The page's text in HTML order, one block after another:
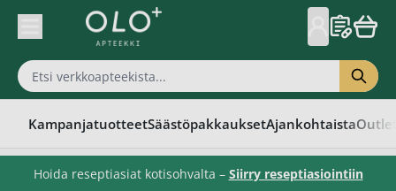
Skip to Content
KampanjatuotteetSäästöpakkauksetAjankohtaista
Hoida reseptiasiat kotisohvalta – Siirry reseptiasiointiin